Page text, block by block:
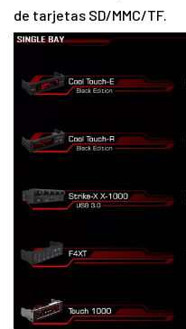
de tarjetas SD/MMC/TF.